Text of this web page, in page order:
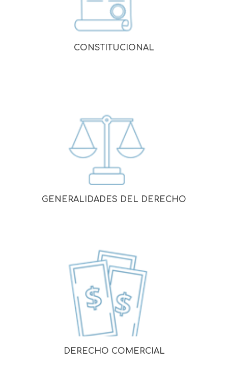
CONSTITUCIONAL
GENERALIDADES DEL DERECHO
DERECHO COMERCIAL